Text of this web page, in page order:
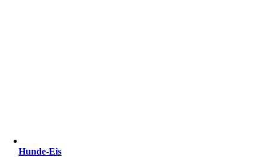
Hunde-Eis